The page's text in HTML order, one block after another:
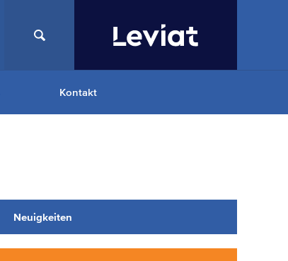
Kontakt
Neuigkeiten